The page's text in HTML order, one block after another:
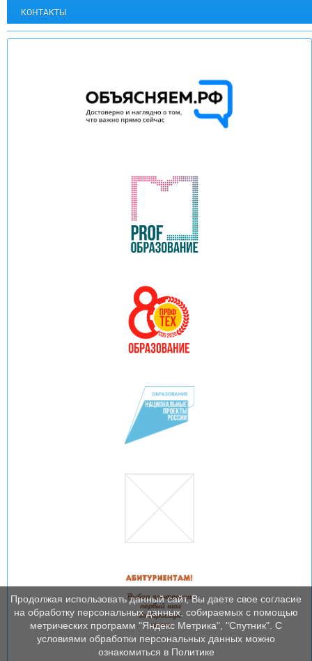
КОНТАКТЫ
Продолжая использовать данный сайт, Вы даете свое согласие
на обработку персональных данных, собираемых с помощью
метрических программ "Яндекс Метрика", "Спутник". С
условиями обработки персональных данных можно
ознакомиться в Политике